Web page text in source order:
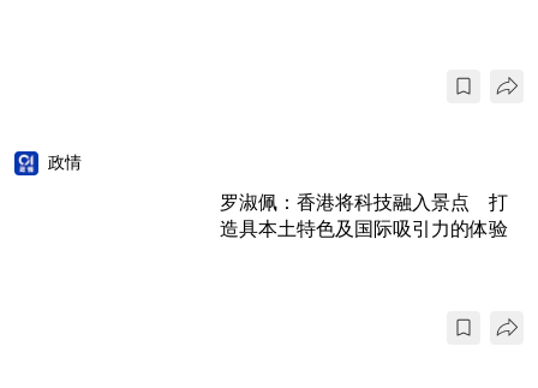
政情
罗淑佩：香港将科技融入景点 打
造具本土特色及国际吸引力的体验